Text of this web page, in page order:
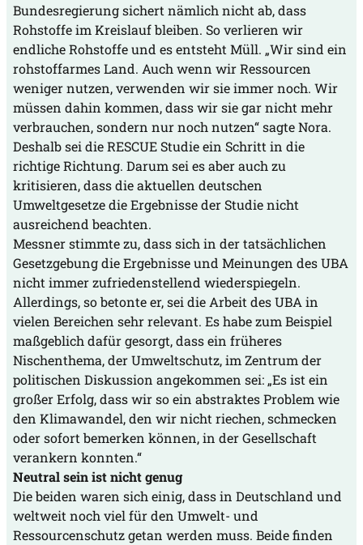
Bundesregierung sichert nämlich nicht ab, dass
Rohstoffe im Kreislauf bleiben. So verlieren wir
endliche Rohstoffe und es entsteht Müll. „Wir sind ein
rohstoffarmes Land. Auch wenn wir Ressourcen
weniger nutzen, verwenden wir sie immer noch. Wir
müssen dahin kommen, dass wir sie gar nicht mehr
verbrauchen, sondern nur noch nutzen“ sagte Nora.
Deshalb sei die RESCUE Studie ein Schritt in die
richtige Richtung. Darum sei es aber auch zu
kritisieren, dass die aktuellen deutschen
Umweltgesetze die Ergebnisse der Studie nicht
ausreichend beachten.
Messner stimmte zu, dass sich in der tatsächlichen
Gesetzgebung die Ergebnisse und Meinungen des UBA
nicht immer zufriedenstellend wiederspiegeln.
Allerdings, so betonte er, sei die Arbeit des UBA in
vielen Bereichen sehr relevant. Es habe zum Beispiel
maßgeblich dafür gesorgt, dass ein früheres
Nischenthema, der Umweltschutz, im Zentrum der
politischen Diskussion angekommen sei: „Es ist ein
großer Erfolg, dass wir so ein abstraktes Problem wie
den Klimawandel, den wir nicht riechen, schmecken
oder sofort bemerken können, in der Gesellschaft
verankern konnten.“
Neutral sein ist nicht genug
Die beiden waren sich einig, dass in Deutschland und
weltweit noch viel für den Umwelt- und
Ressourcenschutz getan werden muss. Beide finden